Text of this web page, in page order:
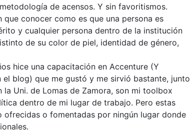
de acensos. Y sin favoritismos.
conocer como es que una persona es
y cualquier persona dentro de la institución
de su color de piel, identidad de género,
hice una capacitación en Accenture (Y
blog) que me gustó y me sirvió bastante, junto
Uni. de Lomas de Zamora, son mi toolbox
dentro de mi lugar de trabajo. Pero estas
ofrecidas o fomentadas por ningún lugar donde